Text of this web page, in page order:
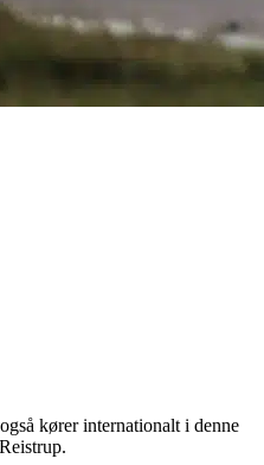
kører internationalt i denne